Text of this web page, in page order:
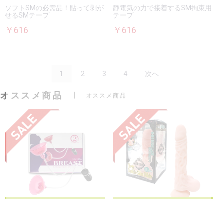
ソフトSMの必需品！貼って剥が
せるSMテープ
￥616
静電気の力で接着するSM拘束用
テープ
￥616
1 2 3 4 次へ
オススメ商品 オススメ商品